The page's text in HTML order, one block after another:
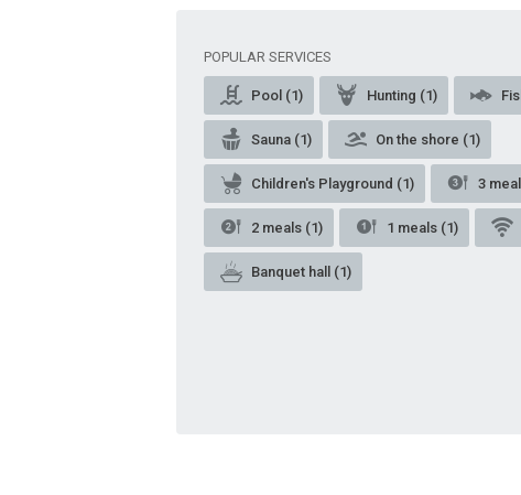
POPULAR SERVICES
Pool (1) Hunting (1)
Sauna (1) On the shore (1)
Children's Playground (1) 3
2 meals (1) 1 meals (1)
Banquet hall (1)